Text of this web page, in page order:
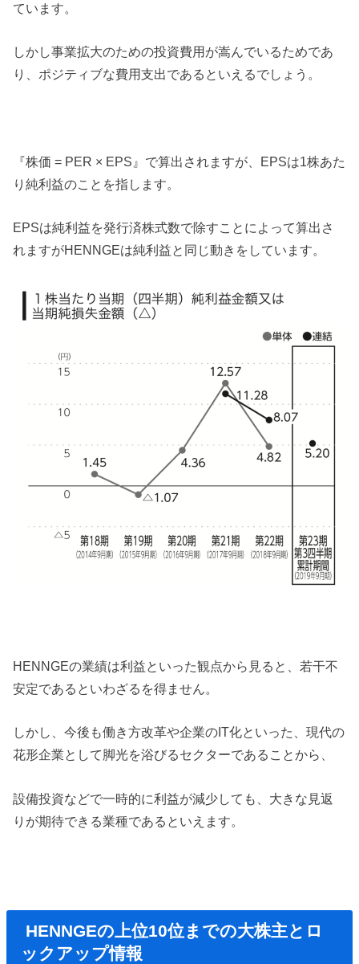
ています。
しかし事業拡大のための投資費用が嵩んでいるためであ
り、ポジティブな費用支出であるといえるでしょう。
『株価 = PER × EPS』で算出されますが、EPSは1株あた
り純利益のことを指します。
EPSは純利益を発行済株式数で除すことによって算出さ
れますがHENNGEは純利益と同じ動きをしています。
HENNGEの業績は利益といった観点から見ると、若干不
安定であるといわざるを得ません。
しかし、今後も働き方改革や企業のIT化といった、現代の
花形企業として脚光を浴びるセクターであることから、
設備投資などで一時的に利益が減少しても、大きな見返
りが期待できる業種であるといえます。
HENNGEの上位10位までの大株主とロ
ックアップ情報